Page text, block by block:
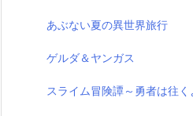
あぶない夏の異世界旅行
ゲルダ＆ヤンガス
スライム冒険譚～勇者は往く